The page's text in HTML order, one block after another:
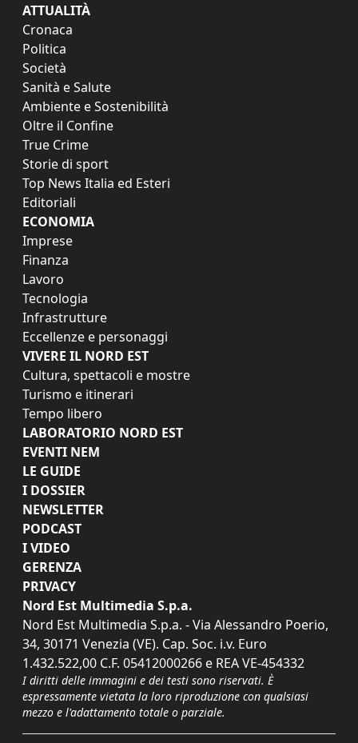
ATTUALITÀ
Cronaca
Politica
Società
Sanità e Salute
Ambiente e Sostenibilità
Oltre il Confine
True Crime
Storie di sport
Top News Italia ed Esteri
Editoriali
ECONOMIA
Imprese
Finanza
Lavoro
Tecnologia
Infrastrutture
Eccellenze e personaggi
VIVERE IL NORD EST
Cultura, spettacoli e mostre
Turismo e itinerari
Tempo libero
LABORATORIO NORD EST
EVENTI NEM
LE GUIDE
I DOSSIER
NEWSLETTER
PODCAST
I VIDEO
GERENZA
PRIVACY
Nord Est Multimedia S.p.a.
Nord Est Multimedia S.p.a. - Via Alessandro Poerio,
34, 30171 Venezia (VE). Cap. Soc. i.v. Euro
1.432.522,00 C.F. 05412000266 e REA VE-454332
I diritti delle immagini e dei testi sono riservati. È
espressamente vietata la loro riproduzione con qualsiasi
mezzo e l'adattamento totale o parziale.